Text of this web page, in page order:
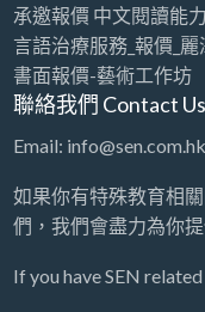
承邀報價 中文閱讀能
言語治療服務_報價_
書面報價-藝術工作坊
聯絡我們 Contact Us
Email: info@sen.com.hk
如果你有特殊教育相
們，我們會盡力為你提
If you have SEN